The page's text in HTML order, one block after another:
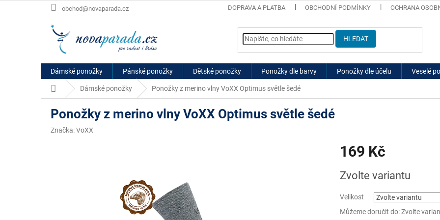
na
obchod@novaparada.cz DOPRAVA A PLATBA OBCHODNÍ PODMÍNKY OCHRANA
HLEDAT
Dámské ponožky Pánské ponožky Dětské ponožky Ponožky dle barvy Ponožky dle účelu Veselé
Domů Dámské ponožky Ponožky z merino vlny VoXX Optimus světle šedé
Ponožky z merino vlny VoXX Optimus světle šedé
Značka:VoXX
169 Kč
cena:
Zvolte variantu
Velikost
Můžeme doručit do:Zvolte